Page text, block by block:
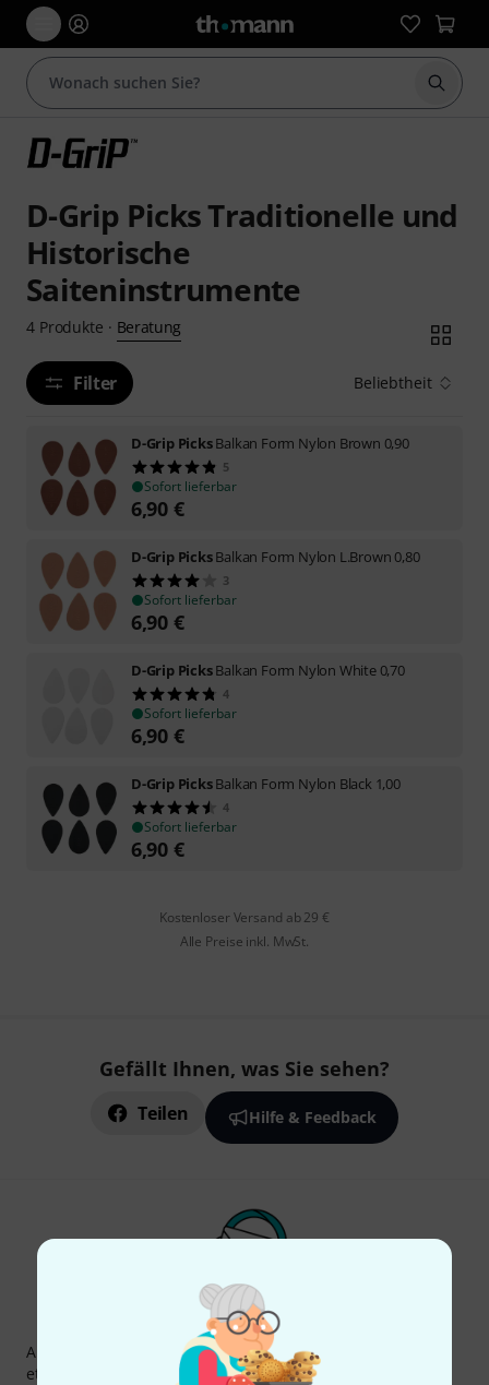
Suche
D-Grip Picks Traditionelle und
Historische
Saiteninstrumente
4 Produkte · Beratung
Filter Beliebtheit
D-Grip PicksBalkan Form Nylon Brown 0,90
5
Sofort lieferbar
6,90 €
D-Grip PicksBalkan Form Nylon L.Brown 0,80
3
Sofort lieferbar
6,90 €
D-Grip PicksBalkan Form Nylon White 0,70
4
Sofort lieferbar
6,90 €
D-Grip PicksBalkan Form Nylon Black 1,00
4
Sofort lieferbar
6,90 €
Kostenloser Versand ab 29 €
Alle Preise inkl. MwSt.
Gefällt Ihnen, was Sie sehen?
Teilen Hilfe & Feedback
Thomann Newsletter
Abonniere den Thomann Newsletter und gewinne mit
etwas Glück einen von
50 Gutscheinenüber jeweils